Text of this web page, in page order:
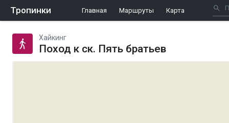
Тропинки Главная Маршруты Карта
Хайкинг
Поход к ск. Пять братьев